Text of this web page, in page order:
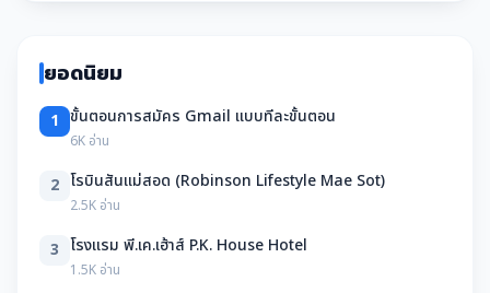
ยอดนิยม
1 ขั้นตอนการสมัคร Gmail แบบทีละขั้นตอน
6K อ่าน
2 โรบินสันแม่สอด (Robinson Lifestyle Mae Sot)
2.5K อ่าน
3 โรงแรม พี.เค.เฮ้าส์ P.K. House Hotel
1.5K อ่าน